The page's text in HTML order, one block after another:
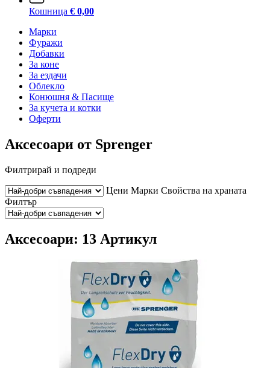
Кошница € 0,00
Марки
Фуражи
Добавки
За коне
За ездачи
Облекло
Конюшня & Пасище
За кучета и котки
Оферти
Аксесоари от Sprenger
Филтрирай и подреди
Цени Марки Свойства на храната
Филтър
Аксесоари: 13 Артикул